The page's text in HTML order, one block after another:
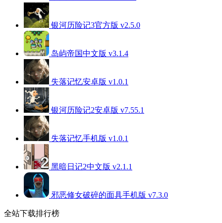
银河历险记3官方版 v2.5.0
岛屿帝国中文版 v3.1.4
失落记忆安卓版 v1.0.1
银河历险记2安卓版 v7.55.1
失落记忆手机版 v1.0.1
黑暗日记2中文版 v2.1.1
邪恶修女破碎的面具手机版 v7.3.0
全站下载排行榜